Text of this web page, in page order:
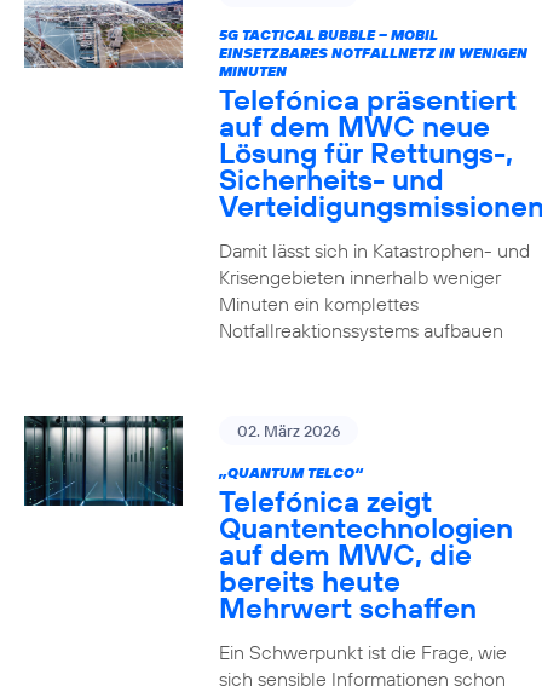
5G TACTICAL BUBBLE – MOBIL
EINSETZBARES NOTFALLNETZ IN WENIGEN
MINUTEN
Telefónica präsentiert
auf dem MWC neue
Lösung für Rettungs-,
Sicherheits- und
Damit lässt sich in Katastrophen- und
Krisengebieten innerhalb weniger
Minuten ein komplettes
Notfallreaktionssystems aufbauen
02. März 2026
„QUANTUM TELCO“
Telefónica zeigt
Quanten­technologien
auf dem MWC, die
bereits heute
Mehrwert schaffen
Ein Schwerpunkt ist die Frage, wie
sich sensible Informationen schon